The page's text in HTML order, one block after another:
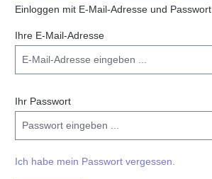
Einloggen mit E-Mail-Adresse und Passwort
Ihre E-Mail-Adresse
Ihr Passwort
Ich habe mein Passwort vergessen.